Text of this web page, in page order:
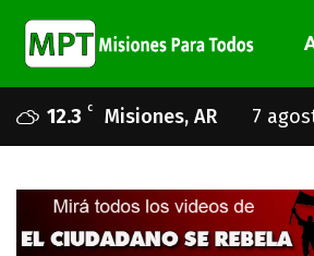
12.3 C Misiones, AR 7